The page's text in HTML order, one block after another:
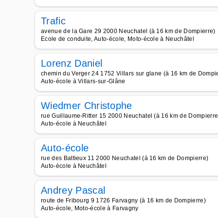
Trafic
avenue de la Gare 29 2000 Neuchatel (à 16 km de Dompierre)
Ecole de conduite, Auto-école, Moto-école à Neuchâtel
Lorenz Daniel
chemin du Verger 24 1752 Villars sur glane (à 16 km de
Auto-école à Villars-sur-Glâne
Wiedmer Christophe
rue Guillaume-Ritter 15 2000 Neuchatel (à 16 km de
Auto-école à Neuchâtel
Auto-école
rue des Battieux 11 2000 Neuchatel (à 16 km de Dompierre)
Auto-école à Neuchâtel
Andrey Pascal
route de Fribourg 9 1726 Farvagny (à 16 km de Dompierre)
Auto-école, Moto-école à Farvagny